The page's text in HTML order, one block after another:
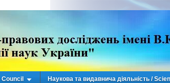
Наукова та видавнича діяльність /